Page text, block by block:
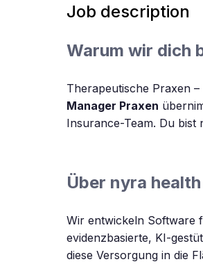
Job description
Warum wir dich
Therapeutische Praxen
Manager Praxen
Insurance-Team. Du bist
Über nyra health
Wir entwickeln Software
evidenzbasierte, KI-
diese Versorgung in die